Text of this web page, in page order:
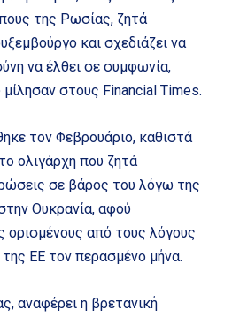
της Ρωσίας, ζητά
και σχεδιάζει να
να έλθει σε συμφωνία,
στους Financial Times.
τον Φεβρουάριο, καθιστά
ολιγάρχη που ζητά
σε βάρος του λόγω της
Ουκρανία, αφού
ορισμένους από τους λόγους
ΕΕ τον περασμένο μήνα.
αναφέρει η βρετανική